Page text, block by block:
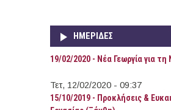
ΗΜΕΡΙΔΕΣ
19/02/2020 - Νέα Γεωργία για τη
Τετ, 12/02/2020 - 09:37
15/10/2019 - Προκλήσεις &